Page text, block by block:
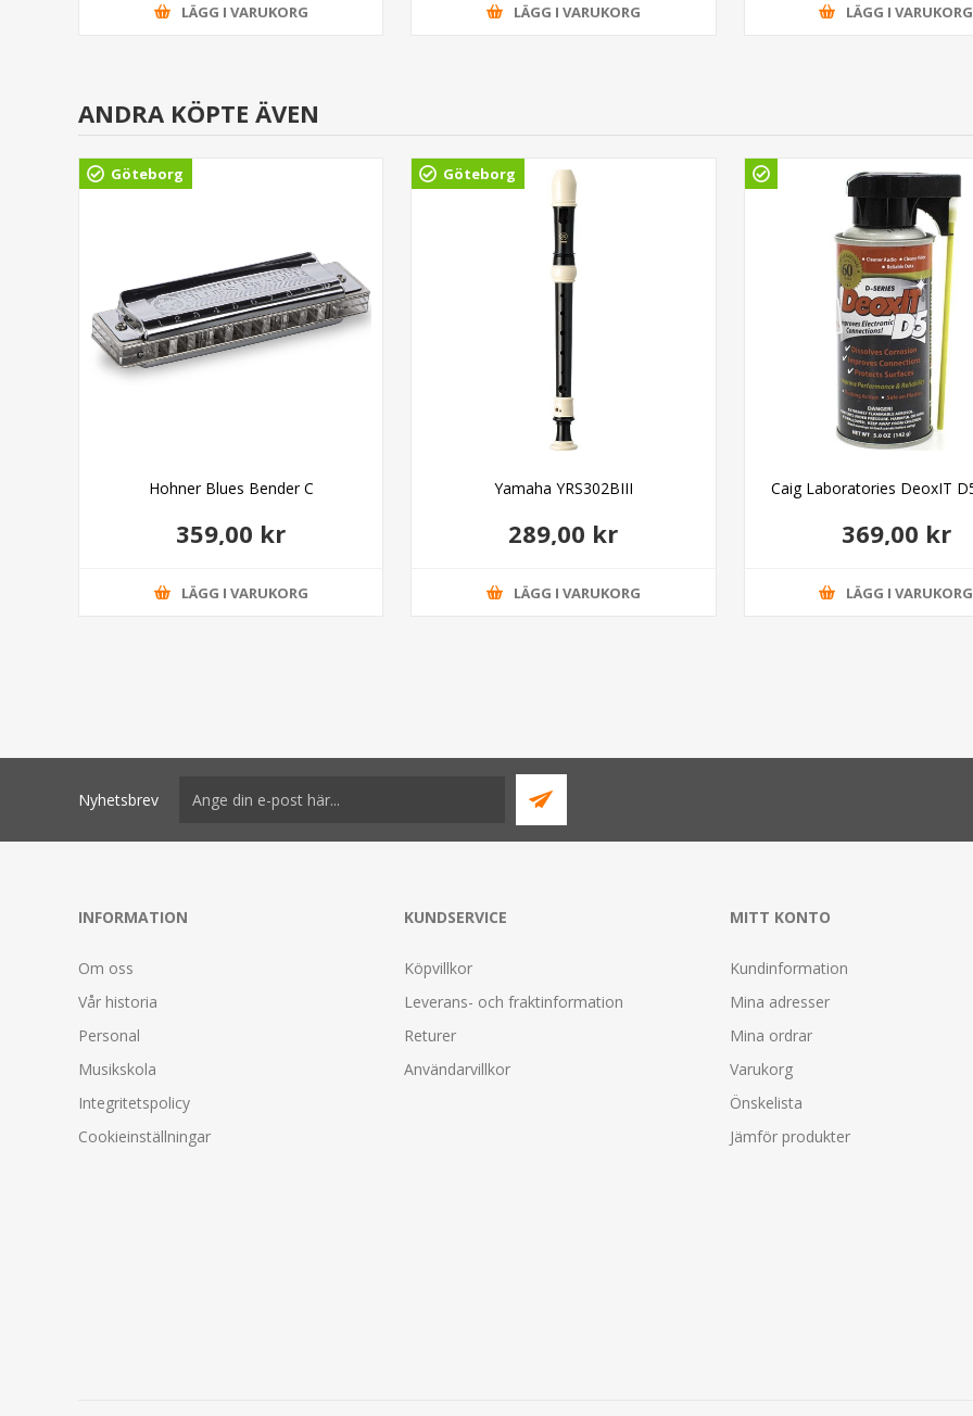
LÄGG I VARUKORG LÄGG I VARUKORG LÄGG I VARUKORG
ANDRA KÖPTE ÄVEN
Göteborg
Hohner Blues Bender C
359,00 kr
LÄGG I VARUKORG
Göteborg
Yamaha YRS302BIII
289,00 kr
LÄGG I VARUKORG
Caig Laboratories DeoxIT
369,00 kr
LÄGG I VARUKORG
Nyhetsbrev
INFORMATION
Om oss
Vår historia
Personal
Musikskola
Integritetspolicy
Cookieinställningar
KUNDSERVICE
Köpvillkor
Leverans- och fraktinformation
Returer
Användarvillkor
MITT KONTO
Kundinformation
Mina adresser
Mina ordrar
Varukorg
Önskelista
Jämför produkter